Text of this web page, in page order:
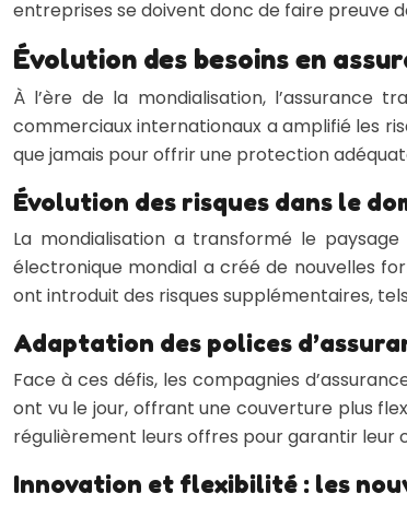
entreprises se doivent donc de faire preuve
Évolution des besoins en
À l’ère de la mondialisation, l’assurance
commerciaux internationaux a amplifié les
que jamais pour offrir une protection
Évolution des risques dans le
La mondialisation a transformé le
électronique mondial a créé de nouvelles
ont introduit des risques supplémentaires,
Adaptation des polices
Face à ces défis, les compagnies
ont vu le jour, offrant une couverture plus
régulièrement leurs offres pour garantir leur
Innovation et flexibilité : les